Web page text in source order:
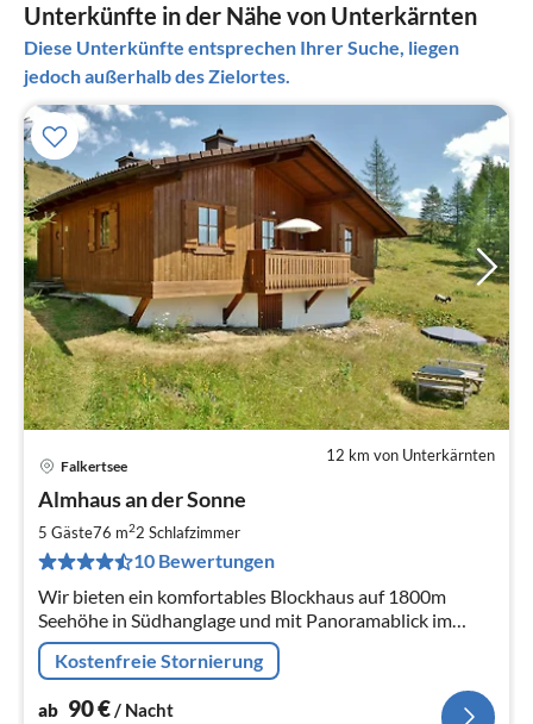
Unterkünfte in der Nähe von Unterkärnten
Diese Unterkünfte entsprechen Ihrer Suche, liegen
jedoch außerhalb des Zielortes.
12 km von Unterkärnten
Falkertsee
Almhaus an der Sonne
5 Gäste76 m22 Schlafzimmer
10 Bewertungen
Wir bieten ein komfortables Blockhaus auf 1800m
Seehöhe in Südhanglage und mit Panoramablick im
Heidi-Alm Bergresort. Es hat einen großem
Sonnenbalkon und ist ideal für Familien.
Kostenfreie Stornierung
ab 90€/ Nacht